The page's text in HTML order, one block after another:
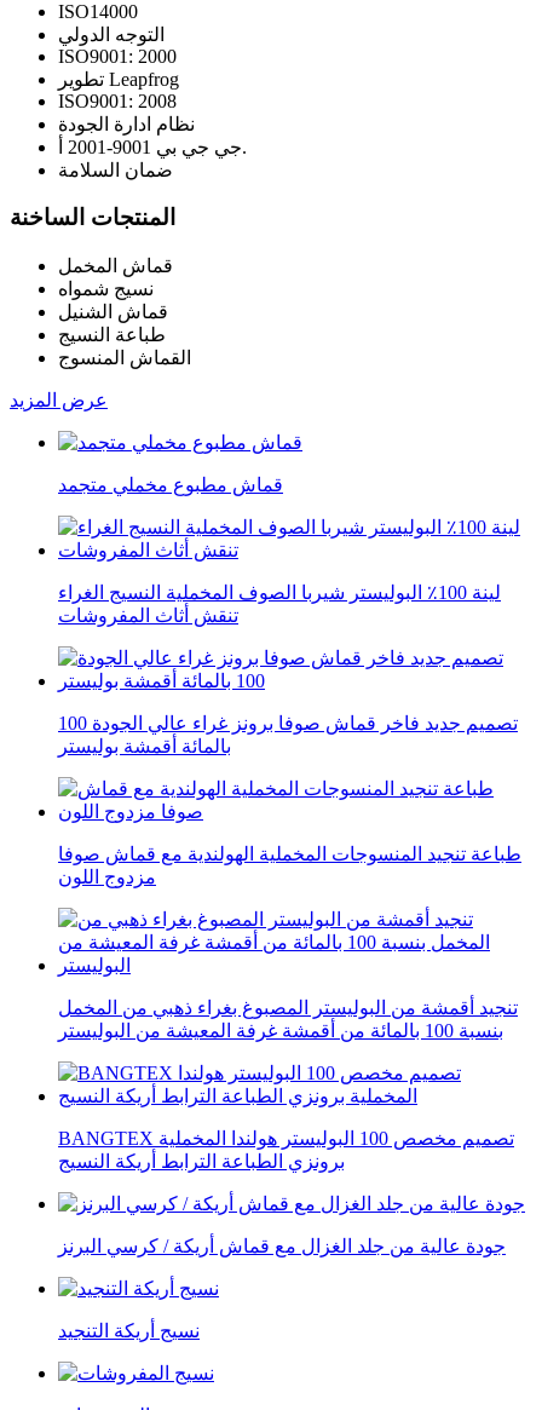
ISO14000
التوجه الدولي
ISO9001: 2000
تطوير Leapfrog
ISO9001: 2008
نظام ادارة الجودة
جي جي بي 9001-2001 أ.
ضمان السلامة
المنتجات الساخنة
قماش المخمل
نسيج شمواه
قماش الشنيل
طباعة النسيج
القماش المنسوج
عرض المزيد
قماش مطبوع مخملي متجمد
لينة 100٪ البوليستر شيربا الصوف المخملية النسيج الغراء
تنقش أثاث المفروشات
تصميم جديد فاخر قماش صوفا برونز غراء عالي الجودة 100
بالمائة أقمشة بوليستر
طباعة تنجيد المنسوجات المخملية الهولندية مع قماش صوفا
مزدوج اللون
تنجيد أقمشة من البوليستر المصبوغ بغراء ذهبي من المخمل
بنسبة 100 بالمائة من أقمشة غرفة المعيشة من البوليستر
BANGTEX تصميم مخصص 100 البوليستر هولندا المخملية
برونزي الطباعة الترابط أريكة النسيج
جودة عالية من جلد الغزال مع قماش أريكة / كرسي البرنز
نسيج أريكة التنجيد